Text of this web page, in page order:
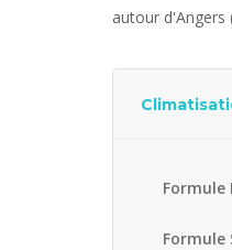
autour d'Angers
Formule
Formule